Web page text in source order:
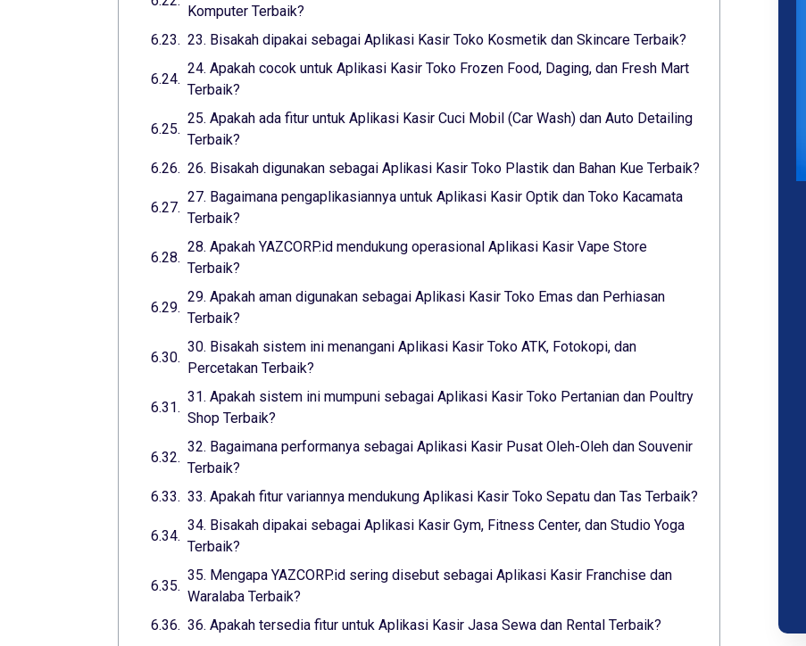
Komputer Terbaik?
23. Bisakah dipakai sebagai Aplikasi Kasir Toko Kosmetik dan Skincare Terbaik?
24. Apakah cocok untuk Aplikasi Kasir Toko Frozen Food, Daging, dan Fresh Mart
Terbaik?
25. Apakah ada fitur untuk Aplikasi Kasir Cuci Mobil (Car Wash) dan Auto Detailing
Terbaik?
26. Bisakah digunakan sebagai Aplikasi Kasir Toko Plastik dan Bahan Kue Terbaik?
27. Bagaimana pengaplikasiannya untuk Aplikasi Kasir Optik dan Toko Kacamata
Terbaik?
28. Apakah YAZCORP.id mendukung operasional Aplikasi Kasir Vape Store
Terbaik?
29. Apakah aman digunakan sebagai Aplikasi Kasir Toko Emas dan Perhiasan
Terbaik?
30. Bisakah sistem ini menangani Aplikasi Kasir Toko ATK, Fotokopi, dan
Percetakan Terbaik?
31. Apakah sistem ini mumpuni sebagai Aplikasi Kasir Toko Pertanian dan Poultry
Shop Terbaik?
32. Bagaimana performanya sebagai Aplikasi Kasir Pusat Oleh-Oleh dan Souvenir
Terbaik?
33. Apakah fitur variannya mendukung Aplikasi Kasir Toko Sepatu dan Tas Terbaik?
34. Bisakah dipakai sebagai Aplikasi Kasir Gym, Fitness Center, dan Studio Yoga
Terbaik?
35. Mengapa YAZCORP.id sering disebut sebagai Aplikasi Kasir Franchise dan
Waralaba Terbaik?
36. Apakah tersedia fitur untuk Aplikasi Kasir Jasa Sewa dan Rental Terbaik?